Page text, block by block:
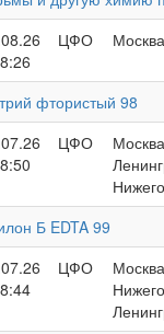
ЦФО
фтористый 98
ЦФО
Б EDTA 99
ЦФО